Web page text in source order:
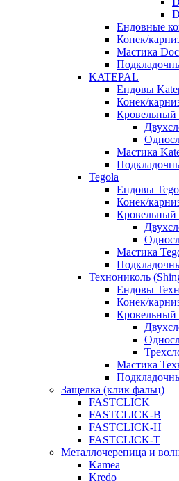
Ендовные
Конек/
Мастика
KATEPAL
Ендовы
Конек/
Кровельный
Мастика
Tegola
Ендовы
Конек/
Кровельный
Мастика
Технониколь
Ендовы
Конек/
Кровельный
Мастика
Защелка (клик фальц)
FASTCLICK
FASTCLICK-B
FASTCLICK-H
FASTCLICK-T
Металлочерепица и
Kamea
Kredo